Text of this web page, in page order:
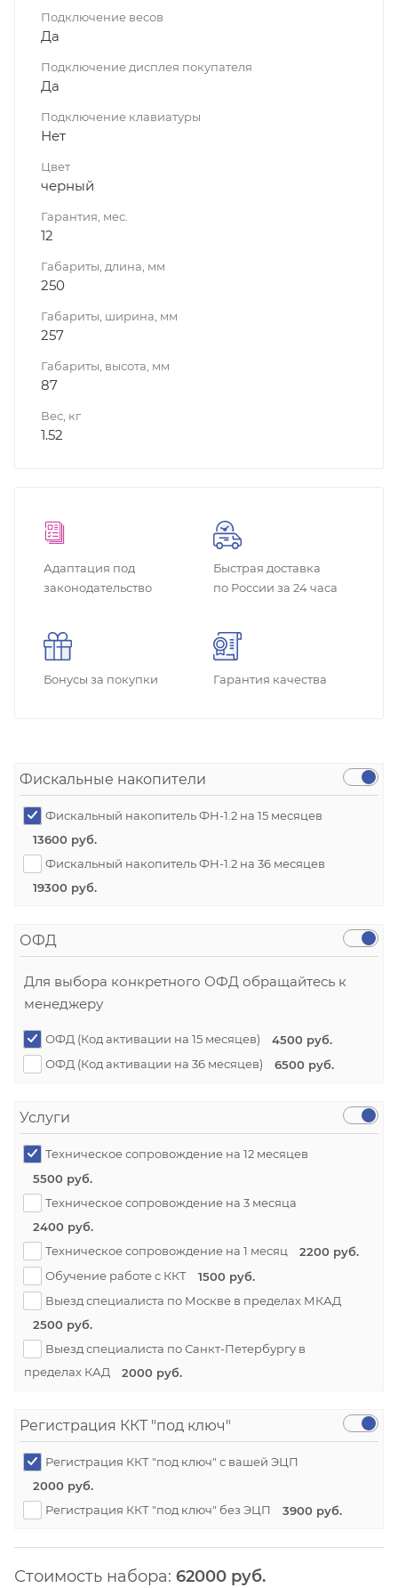
Подключение весов
Да
Подключение дисплея покупателя
Да
Подключение клавиатуры
Нет
Цвет
черный
Гарантия, мес.
12
Габариты, длина, мм
250
Габариты, ширина, мм
257
Габариты, высота, мм
87
Вес, кг
1.52
Адаптация под
законодательство
Быстрая доставка
по России за 24 часа
Бонусы за покупки Гарантия качества
Фискальные накопители
Фискальный накопитель ФН-1.2 на 15 месяцев
13600 руб.
Фискальный накопитель ФН-1.2 на 36 месяцев
19300 руб.
ОФД
Для выбора конкретного ОФД обращайтесь к
менеджеру
ОФД (Код активации на 15 месяцев)
4500 руб.
ОФД (Код активации на 36 месяцев)
6500 руб.
Услуги
Техническое сопровождение на 12 месяцев
5500 руб.
Техническое сопровождение на 3 месяца
2400 руб.
Техническое сопровождение на 1 месяц
2200 руб.
Обучение работе с ККТ
1500 руб.
Выезд специалиста по Москве в пределах МКАД
2500 руб.
Выезд специалиста по Санкт-Петербургу в
пределах КАД
2000 руб.
Регистрация ККТ "под ключ"
Регистрация ККТ "под ключ" с вашей ЭЦП
2000 руб.
Регистрация ККТ "под ключ" без ЭЦП
3900 руб.
Стоимость набора: 62000 руб.